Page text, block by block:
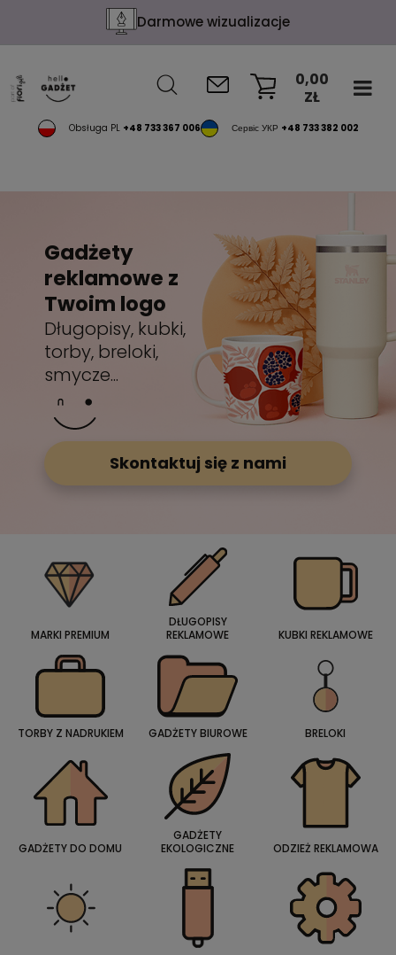
Konfekcja na życzenie
Obsługa PL +48 733 367 006 Сервіс УКР +48 733 382 002
0,00
ZŁ
Gadżety
reklamowe z
Twoim logo
Długopisy, kubki,
torby, breloki,
smycze...
Skontaktuj się z nami
MARKI PREMIUM
DŁUGOPISY
REKLAMOWE
KUBKI REKLAMOWE
TORBY Z NADRUKIEM GADŻETY BIUROWE BRELOKI
GADŻETY DO DOMU
GADŻETY
EKOLOGICZNE
ODZIEŻ REKLAMOWA